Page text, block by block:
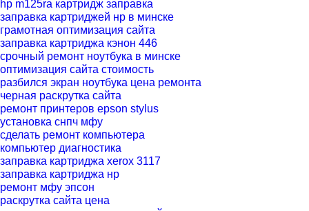
hp m125ra картридж заправка
заправка картриджей нр в минске
грамотная оптимизация сайта
заправка картриджа кэнон 446
срочный ремонт ноутбука в минске
оптимизация сайта стоимость
разбился экран ноутбука цена ремонта
черная раскрутка сайта
ремонт принтеров epson stylus
установка снпч мфу
сделать ремонт компьютера
компьютер диагностика
заправка картриджа xerox 3117
заправка картриджа нр
ремонт мфу эпсон
раскрутка сайта цена